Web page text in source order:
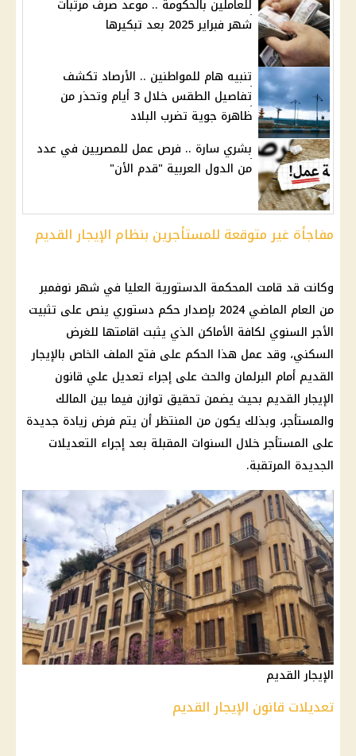
للعاملين بالحكومة .. موعد صرف مرتبات
شهر فبراير 2025 بعد تبكيرها
تنبيه هام للمواطنين .. الأرصاد تكشف
تفاصيل الطقس خلال 3 أيام وتحذر من
ظاهرة جوية تضرب البلاد
بشري سارة .. فرص عمل للمصريين في عدد
من الدول العربية "قدم الأن"
مفاجأة غير متوقعة للمستأجرين بنظام الإيجار القديم
وكانت قد قامت المحكمة الدستورية العليا في شهر نوفمبر
من العام الماضي 2024 بإصدار حكم دستوري ينص على تثبيت
الأجر السنوي لكافة الأماكن الذي يثبت اقامتها للغرض
السكني، وقد عمل هذا الحكم على فتح الملف الخاص بالإيجار
القديم أمام البرلمان والحث على إجراء تعديل علي قانون
الإيجار القديم بحيث يضمن تحقيق توازن فيما بين المالك
والمستأجر، وبذلك يكون من المنتظر أن يتم فرض زيادة جديدة
على المستأجر خلال السنوات المقبلة بعد إجراء التعديلات
الجديدة المرتقبة.
الإيجار القديم
تعديلات قانون الإيجار القديم